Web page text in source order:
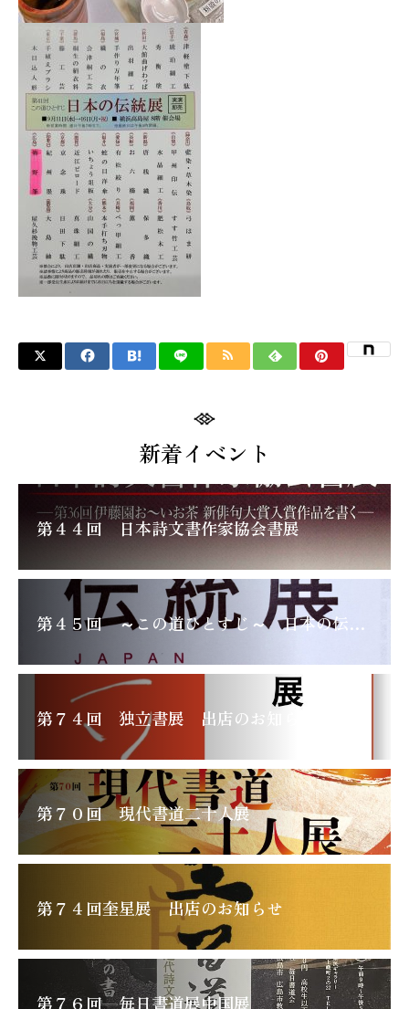
新着イベント
第４４回 日本詩文書作家協会書展
第４５回 ～この道ひとすじ～ 日本の伝統展
第７４回 独立書展 出店のお知らせ
第７０回 現代書道二十人展
第７４回奎星展 出店のお知らせ
第７６回 毎日書道展中国展